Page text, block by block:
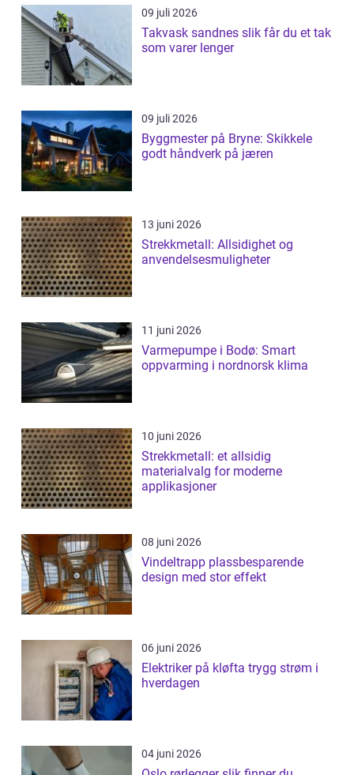
09 juli 2026
Takvask sandnes slik får du et tak
som varer lenger
09 juli 2026
Byggmester på Bryne: Skikkele
godt håndverk på jæren
13 juni 2026
Strekkmetall: Allsidighet og
anvendelsesmuligheter
11 juni 2026
Varmepumpe i Bodø: Smart
oppvarming i nordnorsk klima
10 juni 2026
Strekkmetall: et allsidig
materialvalg for moderne
applikasjoner
08 juni 2026
Vindeltrapp plassbesparende
design med stor effekt
06 juni 2026
Elektriker på kløfta trygg strøm i
hverdagen
04 juni 2026